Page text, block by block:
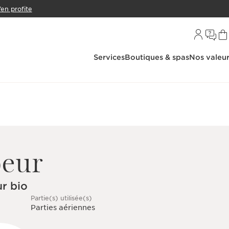
profite
ServicesBoutiques & spasNos
bio
Partie(s) utilisée(s)
Parties aériennes